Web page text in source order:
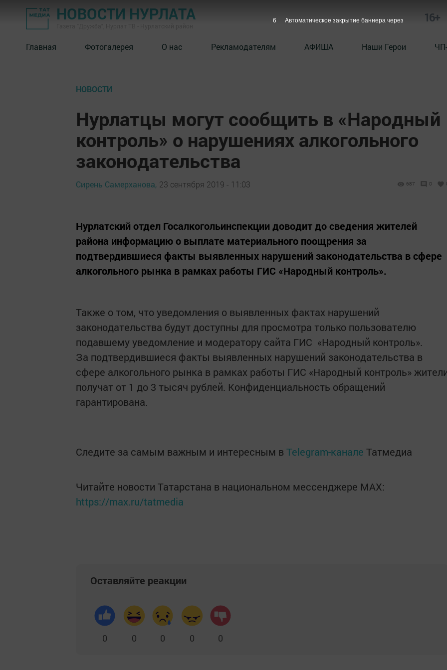
НОВОСТИ НУРЛАТА 16+
Главная Фотогалерея О нас Рекламодателям АФИША Наши Герои
НОВОСТИ
Нурлатцы могут сообщить в «Народный
контроль» о нарушениях алкогольного
законодательства
Сирень Самерханова, 23 сентября 2019 - 11:03 687 0
Нурлатский отдел Госалкогольинспекции доводит до сведения жителей
района информацию о выплате материального поощрения за
подтвердившиеся факты выявленных нарушений законодательства в сфере
алкогольного рынка в рамках работы ГИС «Народный контроль».
Также о том, что уведомления о выявленных фактах нарушений
законодательства будут доступны для просмотра только пользователю
подавшему уведомление и модератору сайта ГИС «Народный контроль».
За подтвердившиеся факты выявленных нарушений законодательства в
сфере алкогольного рынка в рамках работы ГИС «Народный контроль»
получат от 1 до 3 тысяч рублей. Конфиденциальность обращений
гарантирована.
Следите за самым важным и интересным в Telegram-канале Татмедиа
Читайте новости Татарстана в национальном мессенджере MАХ:
https://max.ru/tatmedia
Оставляйте реакции
0 0 0 0 0
5 Автоматическое закрытие баннера через